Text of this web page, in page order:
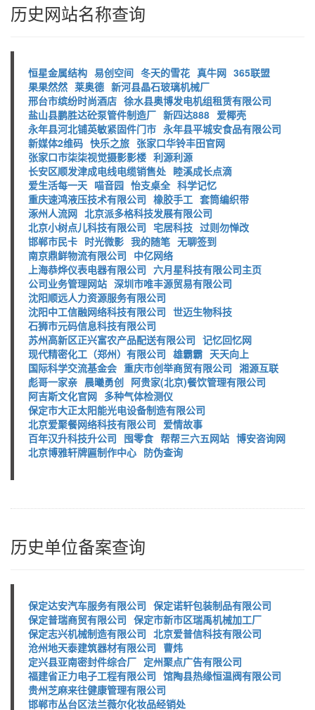
历史网站名称查询
恒星金属结构 易创空间 冬天的雪花 真牛网 365联盟
果果然然 莱奥德 新河县晶石玻璃机械厂
邢台市缤纷时尚酒店 徐水县奥博发电机组租赁有限公司
盐山县鹏胜达砼泵管件制造厂 新四达888 爱椰壳
永年县河北铺英敏紧固件门市 永年县平城安食品有限公司
新媒体2维码 快乐之旅 张家口华铃丰田官网
张家口市柒柒视觉摄影影楼 利源利源
长安区顺发津成电线电缆销售处 睦溪成长点滴
爱生活每一天 喵音园 怡支桌全 科学记忆
重庆速鸿液压技术有限公司 橡胶手工 套筒编织带
涿州人流网 北京派多格科技发展有限公司
北京小树点儿科技有限公司 宅居科技 过则勿惮改
邯郸市民卡 时光微影 我的随笔 无聊签到
南京鼎鲜物流有限公司 中亿网络
上海恭烨仪表电器有限公司 六月星科技有限公司主页
公司业务管理网站 深圳市唯丰源贸易有限公司
沈阳顺远人力资源服务有限公司
沈阳中工信融网络科技有限公司 世迈生物科技
石狮市元码信息科技有限公司
苏州高新区正兴富农产品配送有限公司 记忆回忆网
现代精密化工（郑州）有限公司 雄霸霸 天天向上
国际科学交流基金会 重庆市创举商贸有限公司 湘源互联
彪哥一家亲 晨曦勇创 阿贵家(北京)餐饮管理有限公司
阿吉斯文化官网 多种气体检测仪
保定市大正太阳能光电设备制造有限公司
北京爱聚餐网络科技有限公司 爱情故事
百年汉升科技升公司 囤零食 帮帮三六五网站 博安咨询网
北京博雅轩牌匾制作中心 防伪查询
历史单位备案查询
保定达安汽车服务有限公司 保定诺轩包装制品有限公司
保定普瑞商贸有限公司 保定市新市区瑞禹机械加工厂
保定志兴机械制造有限公司 北京爱普信科技有限公司
沧州地天泰建筑器材有限公司 曹炜
定兴县亚南密封件综合厂 定州聚点广告有限公司
福建省正力电子工程有限公司 馆陶县热缘恒温阀有限公司
贵州芝麻来往健康管理有限公司
邯郸市丛台区法兰薇尔化妆品经销处